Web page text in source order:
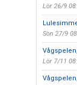
Lör 26/9
Sön 27/9
Lör 7/11